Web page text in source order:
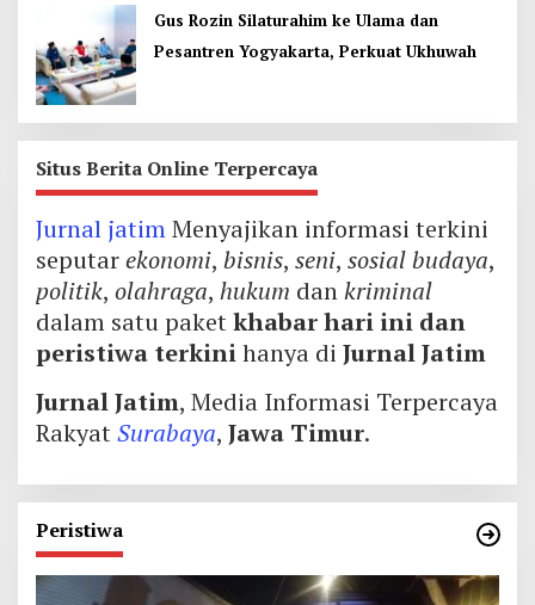
Gus Rozin Silaturahim ke Ulama dan
Pesantren Yogyakarta, Perkuat Ukhuwah
Situs Berita Online Terpercaya
Jurnal jatimMenyajikan informasi terkini
seputarekonomi, bisnis, seni, sosial budaya,
politik, olahraga, hukum dankriminal
dalam satu paketkhabar hari ini dan
peristiwa terkinihanya di Jurnal Jatim
Jurnal Jatim, Media Informasi Terpercaya
RakyatSurabaya, Jawa Timur.
Peristiwa